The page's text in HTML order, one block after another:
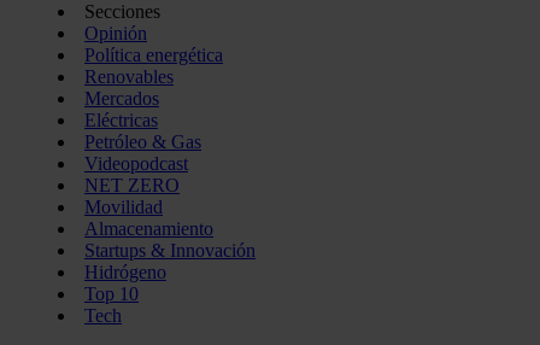
Secciones
Opinión
Política energética
Renovables
Mercados
Eléctricas
Petróleo & Gas
Videopodcast
NET ZERO
Movilidad
Almacenamiento
Startups & Innovación
Hidrógeno
Top 10
Tech